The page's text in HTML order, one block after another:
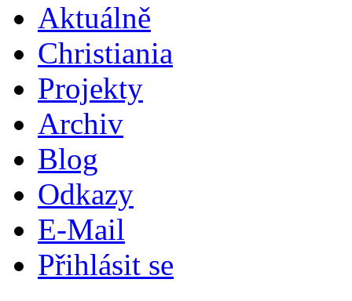
Aktuálně
Christiania
Projekty
Archiv
Blog
Odkazy
E-Mail
Přihlásit se